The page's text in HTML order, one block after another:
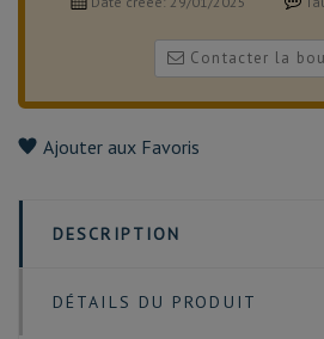
Contacter la
Ajouter aux Favoris
DESCRIPTION
DÉTAILS DU PRODUIT